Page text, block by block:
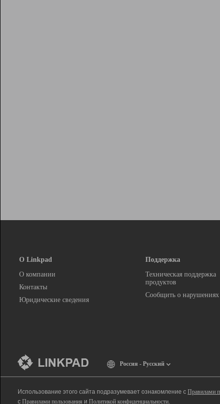
О Linkpad
О компании
Контакты
Юридические сведения
Поддержка
Техническая поддержка
продуктов
Сообщить о нарушениях
Россия - Русский
Использование этого сайта подразумевает ознакомление с Правилами
с Правилами пользования и Политикой конфиденциальности.